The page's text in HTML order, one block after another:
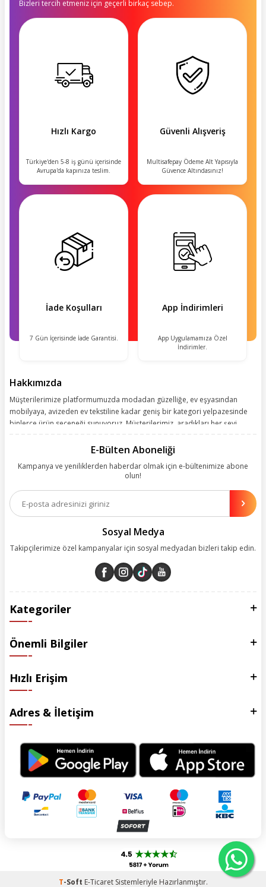
Bizleri tercih etmeniz için geçerli birkaç sebep.
Hızlı Kargo
Türkiye'den 5-8 iş günü içerisinde
Avrupa'da kapınıza teslim.
Güvenli Alışveriş
Multisafepay Ödeme Alt Yapısıyla
Güvence Altındasınız!
İade Koşulları
7 Gün İçerisinde İade Garantisi.
App İndirimleri
App Uygulamamıza Özel
İndirimler.
Hakkımızda
Müşterilerimize platformumuzda modadan güzelliğe, ev eşyasından
mobilyaya, avizeden ev tekstiline kadar geniş bir kategori yelpazesinde
binlerce ürün seçeneği sunuyoruz. Müşterilerimiz, aradıkları her şeyi
kolay, kusursuz ve keyifli bir alışveriş yolculuğu sunarken deneyiminize
olanakları sunuyoruz. Çalışmalarımızı müşterilerimizin memnuniyetini
esas alarak yürütüyoruz.
E-Bülten Aboneliği
Kampanya ve yeniliklerden haberdar olmak için e-bültenimize abone
olun!
Sosyal Medya
Takipçilerimize özel kampanyalar için sosyal medyadan bizleri takip edin.
Kategoriler
Önemli Bilgiler
Hızlı Erişim
Adres & İletişim
T-Soft E-TicaretSistemleriyle Hazırlanmıştır.